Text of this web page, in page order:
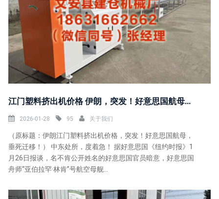
江门塑料挤出机价格 伊朗，突发！好意思国航母，垂死迁移！
2026-01-28 95 关于我们
（原标题：伊朗江门塑料挤出机价格，突发！好意思国航母，
垂死迁移！） 中东处所，度着急！ 据好意思国《纽约时报》1
月26日报谈，名不肯公开姓名的好意思国官员暗意，好意思国
舟师“亚伯拉罕·林肯”号航空母舰...